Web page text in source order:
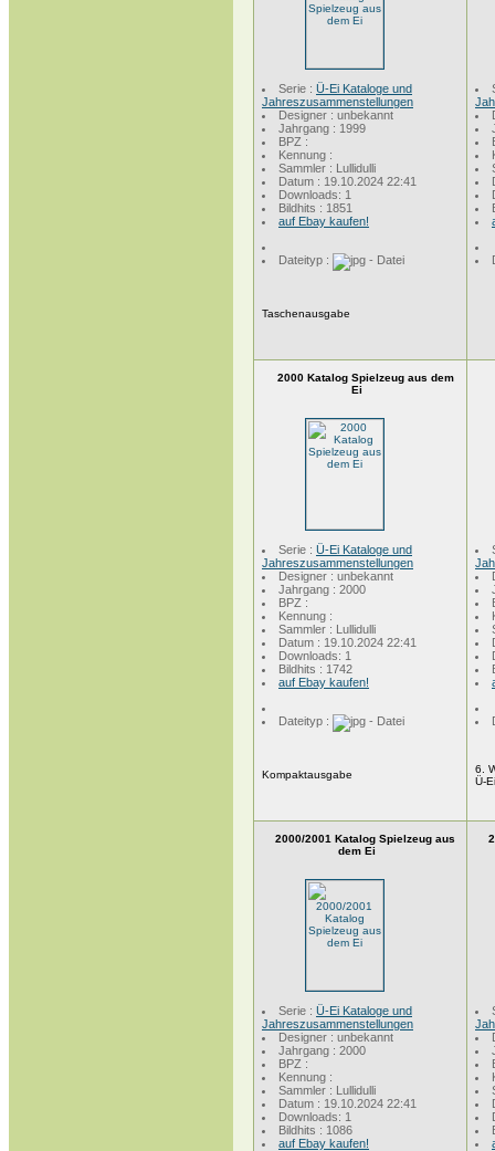
Serie : Ü-Ei Kataloge und
Jahreszusammenstellungen
Designer : unbekannt
Jahrgang : 1999
BPZ :
Kennung :
Sammler : Lullidulli
Datum : 19.10.2024 22:41
Downloads: 1
Bildhits : 1851
auf Ebay kaufen!
Dateityp :
Taschenausgabe
2000 Katalog Spielzeug aus dem
Ei
Serie : Ü-Ei Kataloge und
Jahreszusammenstellungen
Designer : unbekannt
Jahrgang : 2000
BPZ :
Kennung :
Sammler : Lullidulli
Datum : 19.10.2024 22:41
Downloads: 1
Bildhits : 1742
auf Ebay kaufen!
Dateityp :
Kompaktausgabe
6.
Ü-
2000/2001 Katalog Spielzeug aus
dem Ei
Serie : Ü-Ei Kataloge und
Jahreszusammenstellungen
Designer : unbekannt
Jahrgang : 2000
BPZ :
Kennung :
Sammler : Lullidulli
Datum : 19.10.2024 22:41
Downloads: 1
Bildhits : 1086
auf Ebay kaufen!